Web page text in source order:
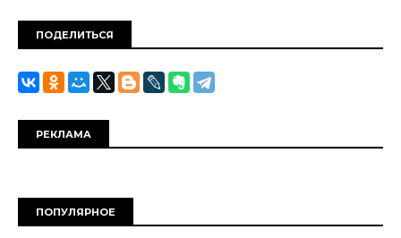
ПОДЕЛИТЬСЯ
РЕКЛАМА
ПОПУЛЯРНОЕ